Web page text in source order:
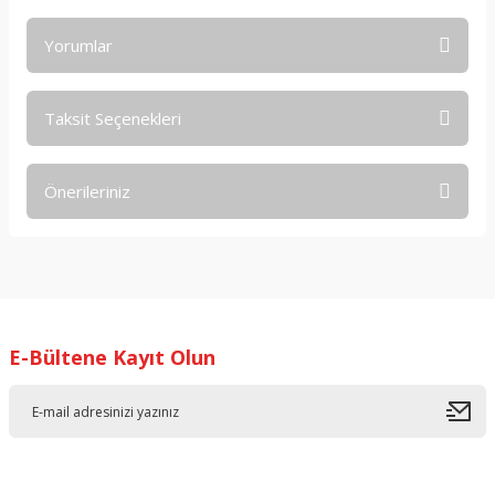
Yorumlar
Taksit Seçenekleri
Önerileriniz
Ürün resmi kalitesiz, bozuk veya görüntülenemiyor.
E-Bültene Kayıt Olun